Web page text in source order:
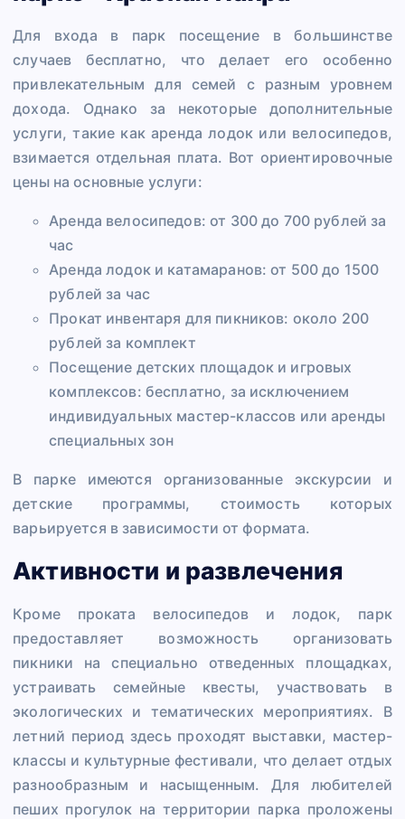
Для входа в парк посещение в большинстве
случаев бесплатно, что делает его особенно
привлекательным для семей с разным уровнем
дохода. Однако за некоторые дополнительные
услуги, такие как аренда лодок или велосипедов,
взимается отдельная плата. Вот ориентировочные
цены на основные услуги:
Аренда велосипедов: от 300 до 700 рублей за
час
Аренда лодок и катамаранов: от 500 до 1500
рублей за час
Прокат инвентаря для пикников: около 200
рублей за комплект
Посещение детских площадок и игровых
комплексов: бесплатно, за исключением
индивидуальных мастер-классов или аренды
специальных зон
В парке имеются организованные экскурсии и
детские программы, стоимость которых
варьируется в зависимости от формата.
Активности и развлечения
Кроме проката велосипедов и лодок, парк
предоставляет возможность организовать
пикники на специально отведенных площадках,
устраивать семейные квесты, участвовать в
экологических и тематических мероприятиях. В
летний период здесь проходят выставки, мастер-
классы и культурные фестивали, что делает отдых
разнообразным и насыщенным. Для любителей
пеших прогулок на территории парка проложены